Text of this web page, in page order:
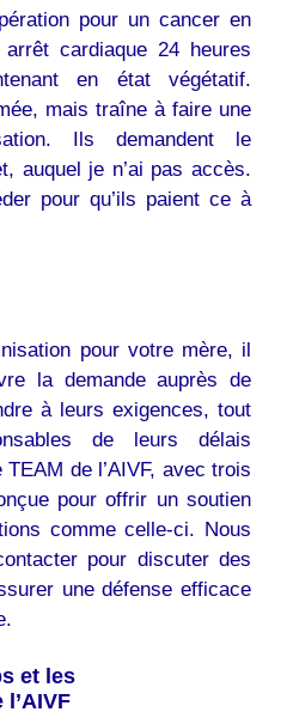
pour un cancer en
cardiaque 24 heures
en état végétatif.
mais traîne à faire une
Ils demandent le
auquel je n’ai pas accès.
pour qu’ils paient ce à
pour votre mère, il
la demande auprès de
à leurs exigences, tout
de leurs délais
de l’AIVF, avec trois
pour offrir un soutien
comme celle-ci. Nous
pour discuter des
une défense efficace
et les